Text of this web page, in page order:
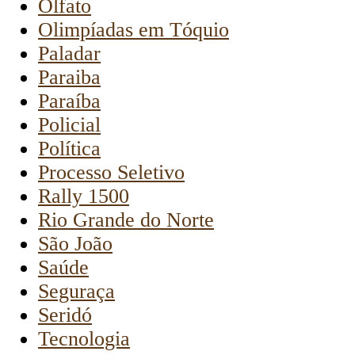
Olfato
Olimpíadas em Tóquio
Paladar
Paraiba
Paraíba
Policial
Política
Processo Seletivo
Rally 1500
Rio Grande do Norte
São João
Saúde
Seguraça
Seridó
Tecnologia